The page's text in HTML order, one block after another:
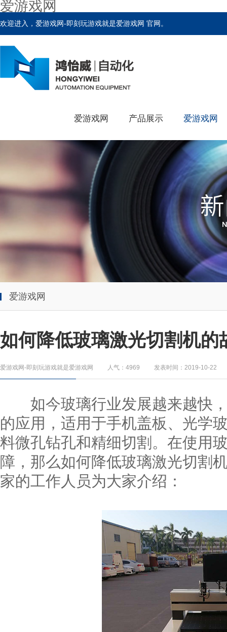
爱游戏网
欢迎进入，爱游戏网-即刻玩游戏就是爱游戏网 官网。
爱游戏网 产品展示 爱游戏网
爱游戏网
如何降低玻璃激光切割机的
爱游戏网-即刻玩游戏就是爱游戏网 人气：4969 发表时间：2019-10-22
如今玻璃行业发展越来越快，
的应用，适用于手机盖板、光学
料微孔钻孔和精细切割。在使用
障，那么如何降低玻璃激光切割
家的工作人员为大家介绍：